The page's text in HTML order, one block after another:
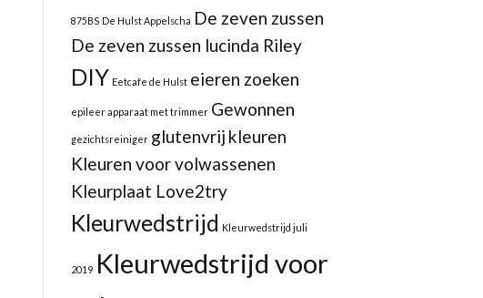
875BS De Hulst Appelscha De zeven zussen
De zeven zussen lucinda Riley
DIY Eetcafe de Hulst eieren zoeken
epileer apparaat met trimmer Gewonnen
gezichtsreiniger glutenvrij kleuren
Kleuren voor volwassenen
Kleurplaat Love2try
Kleurwedstrijd Kleurwedstrijd juli
2019 Kleurwedstrijd voor